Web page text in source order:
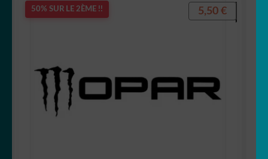
50% SUR LE 2ÈME !! 5,50 €